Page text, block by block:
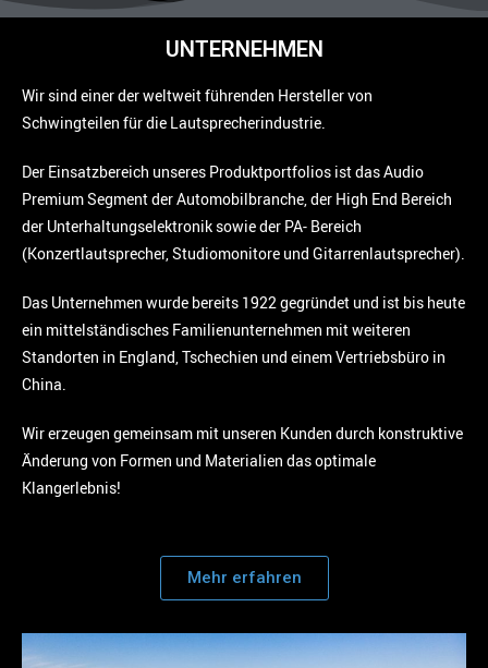
UNTERNEHMEN
Wir sind einer der weltweit führenden Hersteller von
Schwingteilen für die Lautsprecherindustrie.
Der Einsatzbereich unseres Produktportfolios ist das Audio
Premium Segment der Automobilbranche, der High End Bereich
der Unterhaltungselektronik sowie der PA- Bereich
(Konzertlautsprecher, Studiomonitore und Gitarrenlautsprecher).
Das Unternehmen wurde bereits 1922 gegründet und ist bis heute
ein mittelständisches Familienunternehmen mit weiteren
Standorten in England, Tschechien und einem Vertriebsbüro in
China.
Wir erzeugen gemeinsam mit unseren Kunden durch konstruktive
Änderung von Formen und Materialien das optimale
Klangerlebnis!
Mehr erfahren